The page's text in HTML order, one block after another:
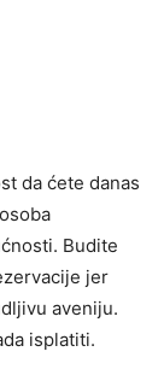
da ćete danas
Budite
jer
aveniju.
isplatiti.